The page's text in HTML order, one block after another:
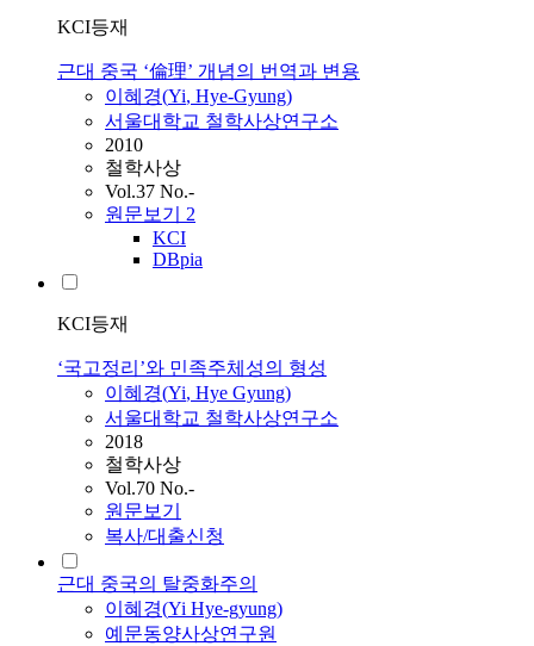
KCI등재
근대 중국 ‘倫理’ 개념의 번역과 변용
이혜경(Yi, Hye-Gyung)
서울대학교 철학사상연구소
2010
철학사상
Vol.37 No.-
원문보기 2
KCI
DBpia
KCI등재
‘국고정리’와 민족주체성의 형성
이혜경(Yi, Hye Gyung)
서울대학교 철학사상연구소
2018
철학사상
Vol.70 No.-
원문보기
복사/대출신청
근대 중국의 탈중화주의
이혜경(Yi Hye-gyung)
예문동양사상연구원